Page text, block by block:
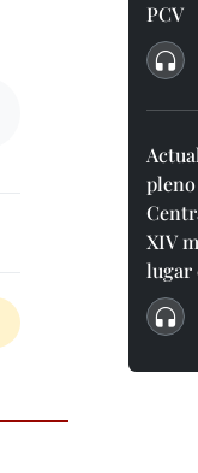
PCV
XIV
lugar